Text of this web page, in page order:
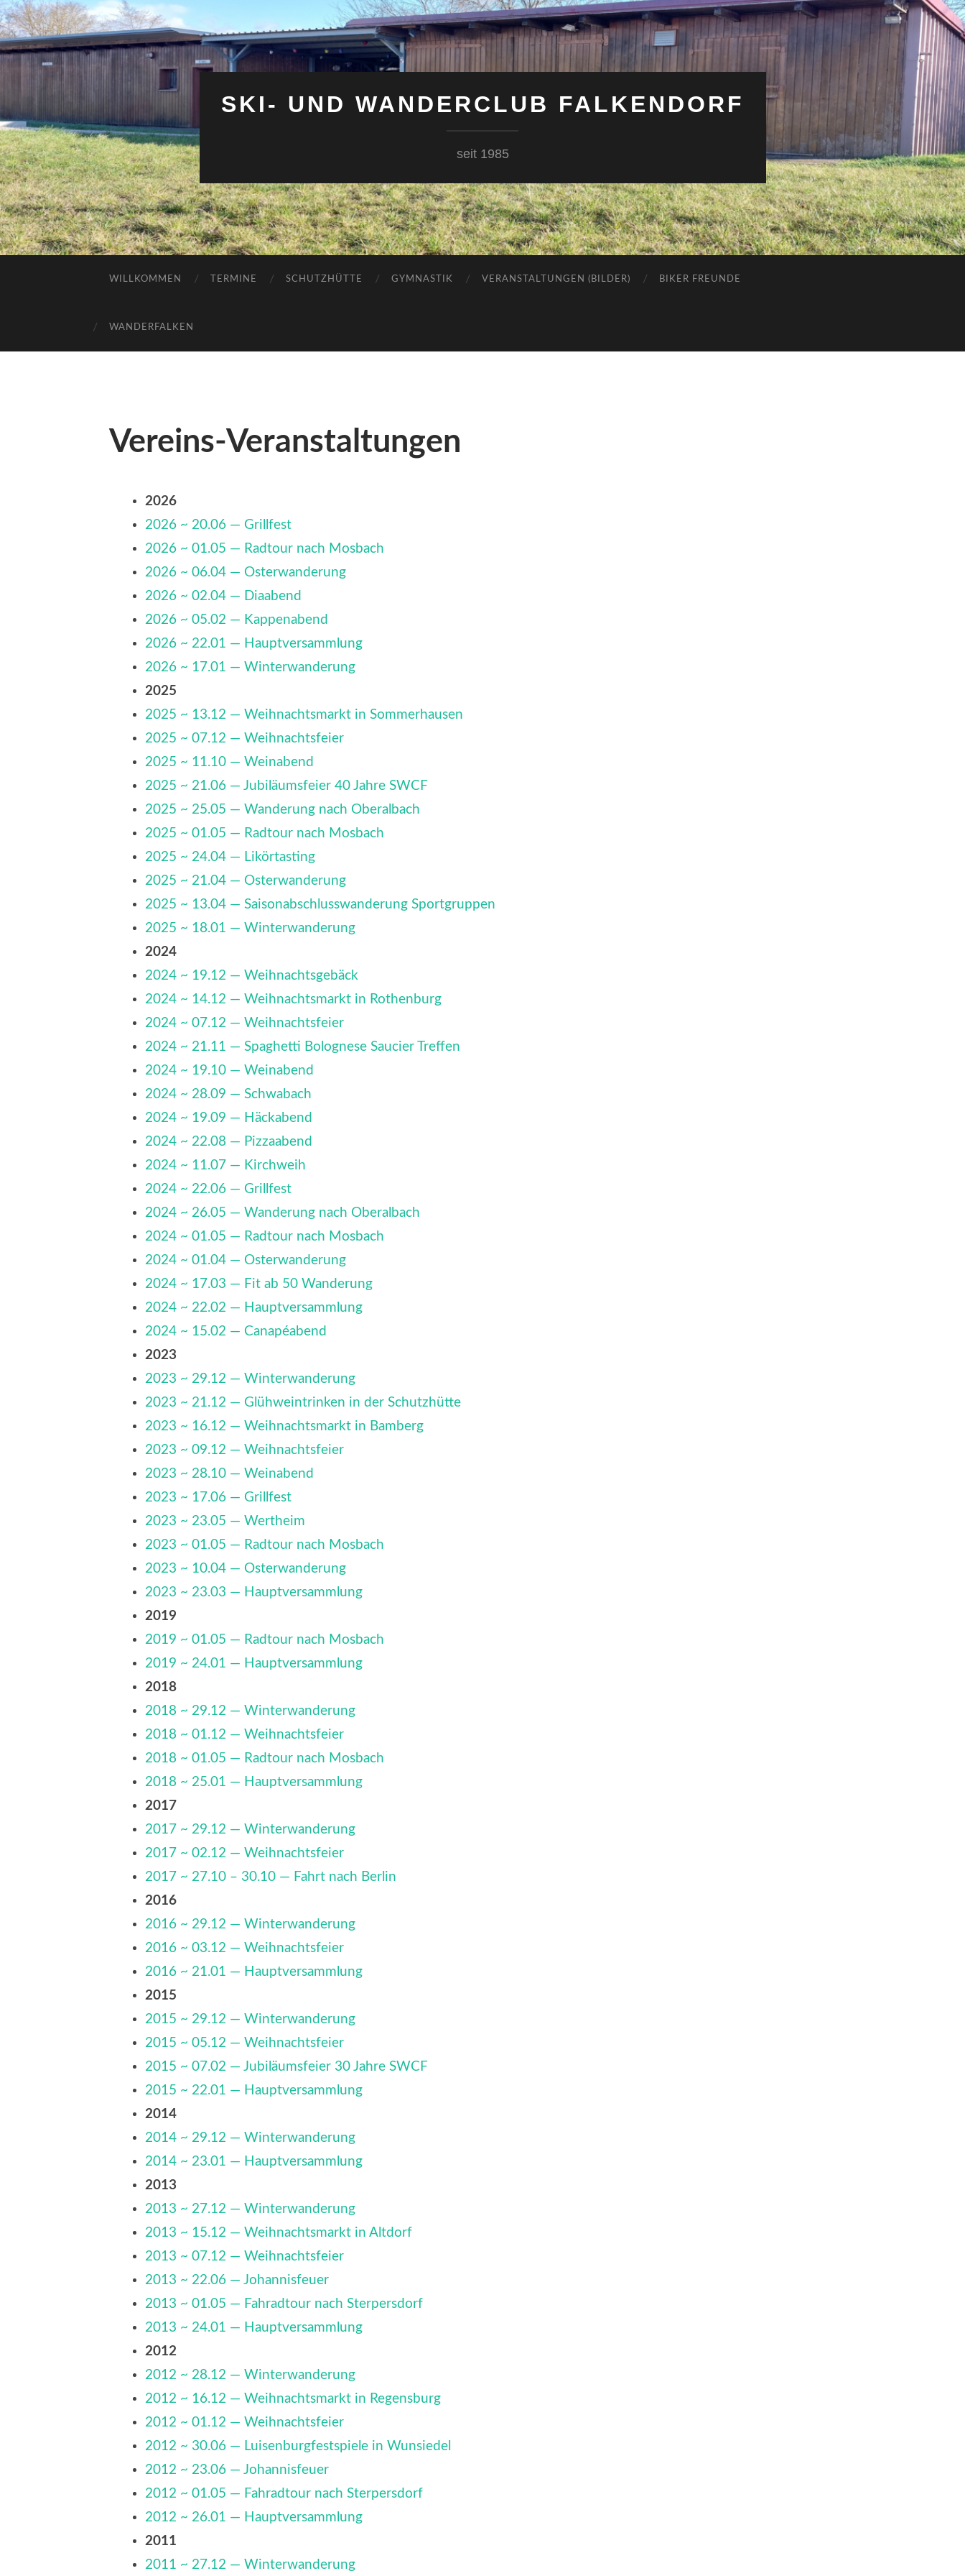
SKI- UND WANDERCLUB FALKENDORF
seit 1985
WILLKOMMEN TERMINE SCHUTZHÜTTE GYMNASTIK VERANSTALTUNGEN (BILDER) BIKER FREUNDE
WANDERFALKEN
Vereins-Veranstaltungen
2026
2026 ~ 20.06 — Grillfest
2026 ~ 01.05 — Radtour nach Mosbach
2026 ~ 06.04 — Osterwanderung
2026 ~ 02.04 — Diaabend
2026 ~ 05.02 — Kappenabend
2026 ~ 22.01 — Hauptversammlung
2026 ~ 17.01 — Winterwanderung
2025
2025 ~ 13.12 — Weihnachtsmarkt in Sommerhausen
2025 ~ 07.12 — Weihnachtsfeier
2025 ~ 11.10 — Weinabend
2025 ~ 21.06 — Jubiläumsfeier 40 Jahre SWCF
2025 ~ 25.05 — Wanderung nach Oberalbach
2025 ~ 01.05 — Radtour nach Mosbach
2025 ~ 24.04 — Likörtasting
2025 ~ 21.04 — Osterwanderung
2025 ~ 13.04 — Saisonabschlusswanderung Sportgruppen
2025 ~ 18.01 — Winterwanderung
2024
2024 ~ 19.12 — Weihnachtsgebäck
2024 ~ 14.12 — Weihnachtsmarkt in Rothenburg
2024 ~ 07.12 — Weihnachtsfeier
2024 ~ 21.11 — Spaghetti Bolognese Saucier Treffen
2024 ~ 19.10 — Weinabend
2024 ~ 28.09 — Schwabach
2024 ~ 19.09 — Häckabend
2024 ~ 22.08 — Pizzaabend
2024 ~ 11.07 — Kirchweih
2024 ~ 22.06 — Grillfest
2024 ~ 26.05 — Wanderung nach Oberalbach
2024 ~ 01.05 — Radtour nach Mosbach
2024 ~ 01.04 — Osterwanderung
2024 ~ 17.03 — Fit ab 50 Wanderung
2024 ~ 22.02 — Hauptversammlung
2024 ~ 15.02 — Canapéabend
2023
2023 ~ 29.12 — Winterwanderung
2023 ~ 21.12 — Glühweintrinken in der Schutzhütte
2023 ~ 16.12 — Weihnachtsmarkt in Bamberg
2023 ~ 09.12 — Weihnachtsfeier
2023 ~ 28.10 — Weinabend
2023 ~ 17.06 — Grillfest
2023 ~ 23.05 — Wertheim
2023 ~ 01.05 — Radtour nach Mosbach
2023 ~ 10.04 — Osterwanderung
2023 ~ 23.03 — Hauptversammlung
2019
2019 ~ 01.05 — Radtour nach Mosbach
2019 ~ 24.01 — Hauptversammlung
2018
2018 ~ 29.12 — Winterwanderung
2018 ~ 01.12 — Weihnachtsfeier
2018 ~ 01.05 — Radtour nach Mosbach
2018 ~ 25.01 — Hauptversammlung
2017
2017 ~ 29.12 — Winterwanderung
2017 ~ 02.12 — Weihnachtsfeier
2017 ~ 27.10 – 30.10 — Fahrt nach Berlin
2016
2016 ~ 29.12 — Winterwanderung
2016 ~ 03.12 — Weihnachtsfeier
2016 ~ 21.01 — Hauptversammlung
2015
2015 ~ 29.12 — Winterwanderung
2015 ~ 05.12 — Weihnachtsfeier
2015 ~ 07.02 — Jubiläumsfeier 30 Jahre SWCF
2015 ~ 22.01 — Hauptversammlung
2014
2014 ~ 29.12 — Winterwanderung
2014 ~ 23.01 — Hauptversammlung
2013
2013 ~ 27.12 — Winterwanderung
2013 ~ 15.12 — Weihnachtsmarkt in Altdorf
2013 ~ 07.12 — Weihnachtsfeier
2013 ~ 22.06 — Johannisfeuer
2013 ~ 01.05 — Fahradtour nach Sterpersdorf
2013 ~ 24.01 — Hauptversammlung
2012
2012 ~ 28.12 — Winterwanderung
2012 ~ 16.12 — Weihnachtsmarkt in Regensburg
2012 ~ 01.12 — Weihnachtsfeier
2012 ~ 30.06 — Luisenburgfestspiele in Wunsiedel
2012 ~ 23.06 — Johannisfeuer
2012 ~ 01.05 — Fahradtour nach Sterpersdorf
2012 ~ 26.01 — Hauptversammlung
2011
2011 ~ 27.12 — Winterwanderung